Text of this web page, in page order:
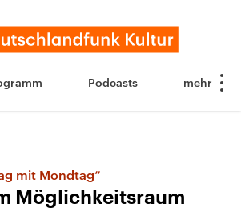
Podcasts
mit Mondtag“
Möglichkeitsraum